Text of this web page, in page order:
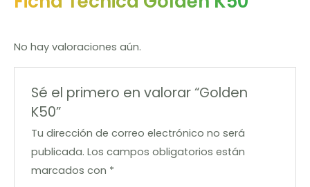
No hay valoraciones aún.
Sé el primero en valorar “Golden
K50”
Tu dirección de correo electrónico no será
publicada. Los campos obligatorios están
marcados con *